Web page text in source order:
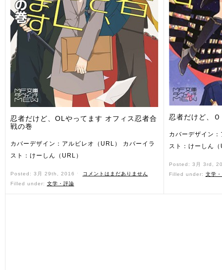
忍者だけど、OLやってます オフィス忍者合
戦の巻
カバーデザイン：アルビレオ（URL） カバーイラ
スト：けーしん（URL）
Posted: 3月 29th, 2016 ˑ
コメントはまだありません
Filled under: 文学・評論
忍者だけど、
カバーデザイン
スト：けーしん
Posted: 3月 3rd,
Filled under: 文学